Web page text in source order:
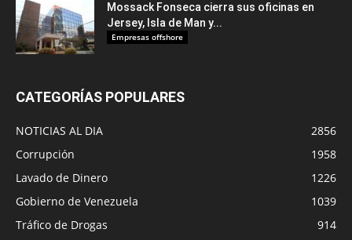
Mossack Fonseca cierra sus oficinas en
Jersey, Isla de Man y...
Empresas offshore
CATEGORÍAS POPULARES
NOTICIAS AL DIA
2856
Corrupción
1958
Lavado de Dinero
1226
Gobierno de Venezuela
1039
Tráfico de Drogas
914